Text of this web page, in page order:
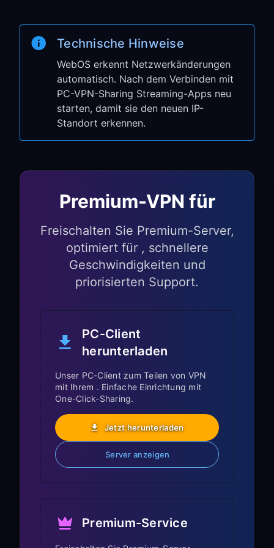
überprüfen
Öffnen Sie eine beliebige Streaming-
App auf Ihrem LG TV (Netflix, YouTube
usw.)
Prüfen Sie, ob Sie auf geografisch
eingeschränkte Inhalte zugreifen
können
LG WebOS-
spezifische
Funktionen
Kompatibilität mit der
Magic Remote:
Sprachbefehle und Zeigerfunktion
arbeiten mit VPN normal
Die Sprachaktivierung „Hi LG“
funktioniert weiterhin
reaktionsfähig
LG Channels & Content
Store:
Greifen Sie auf verschiedene regionale
Bibliotheken des LG Content Store zu
Technische Hinweise
WebOS erkennt Netzwerkänderungen
automatisch. Nach dem Verbinden mit
PC-VPN-Sharing Streaming-Apps neu
starten, damit sie den neuen IP-
Standort erkennen.
Premium-VPN für
Freischalten Sie Premium-Server,
optimiert für , schnellere
Geschwindigkeiten und
priorisierten Support.
PC-Client
herunterladen
Unser PC-Client zum Teilen von VPN
mit Ihrem . Einfache Einrichtung mit
One-Click-Sharing.
Jetzt herunterladen
Server anzeigen
Premium-Service